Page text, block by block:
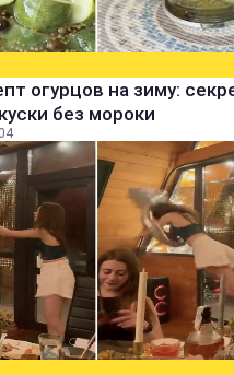
огурцов на зиму:
без мороки